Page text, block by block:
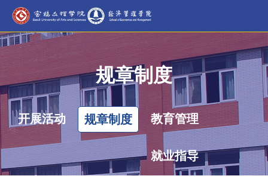
规章制度
开展活动 规章制度 教育管理
就业指导